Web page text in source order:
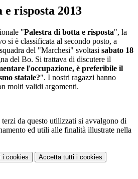
risposta 2013
"Palestra di botta e risposta", la
si è classificata al secondo posto, a
del "Marchesi" svoltasi sabato 18
del Bo. Si trattava di discutere il
l'occupazione, è preferibile il
statale?". I nostri ragazzi hanno
molti validi argomenti.
da questo utilizzati si avvalgono di
ed utili alle finalità illustrate nella
i cookies Accetta tutti i cookies